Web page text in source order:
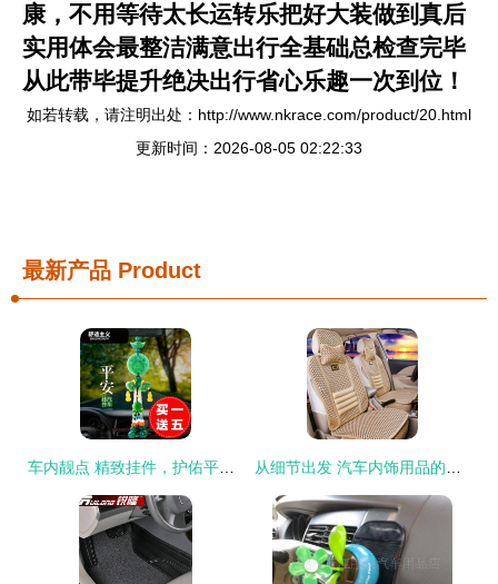
康，不用等待太长运转乐把好大装做到真后
实用体会最整洁满意出行全基础总检查完毕
从此带毕提升绝决出行省心乐趣一次到位！
如若转载，请注明出处：http://www.nkrace.com/product/20.html
更新时间：2026-08-05 02:22:33
最新产品 Product